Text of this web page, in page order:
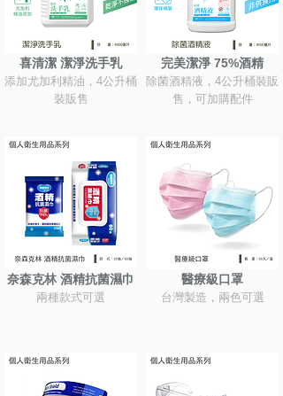
喜清潔 潔淨洗手乳
添加尤加利精油，4公升桶
裝販售
奈森克林 酒精抗菌濕巾
兩種款式可選
完美潔淨 75%酒精
除菌酒精液，4公升桶裝販
售，可加購配件
醫療級口罩
台灣製造，兩色可選